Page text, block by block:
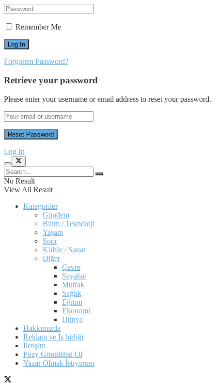
Remember Me
Forgotten Password?
Retrieve your password
Please enter your username or email address to reset your password.
Log In
No Result
View All Result
Kategoriler
Gündem
Bilim / Teknoloji
Yaşam
Spor
Kültür / Sanat
Diğer
Çevre
Seyahat
Mutfak
Sağlık
Eğitim
Ekonomi
Dünya
Hakkımızda
Reklam ve İş birliği
İletişim
Pozy Gönüllüsü Ol
Yazar Olmak İstiyorum